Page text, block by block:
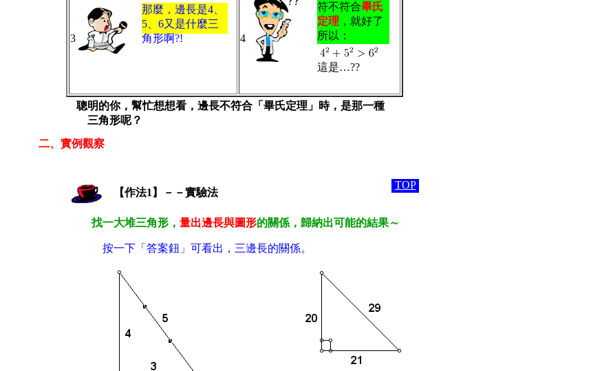
3 4
那麼，邊長是4、
5、6又是什麼三
角形啊?!
符不符合畢氏
定理 ，就好了
所以：
這是…??
二、實例觀察
【作法1】－－實驗法
TOP
找一大堆三角形， 量出邊長與圖形的關係，歸納出可能的結果～
按一下「答案鈕」可看出，三邊長的關係。
聰明的你，幫忙想想看，邊長不符合「畢氏定理」時，是那一種
三角形呢？